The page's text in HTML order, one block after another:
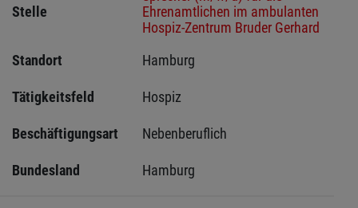
Stelle
Ehrenamtlichen im ambulanten
Hospiz-Zentrum Bruder Gerhard
Standort
Hamburg
Tätigkeitsfeld Hospiz
Beschäftigungsart Nebenberuflich
Bundesland Hamburg